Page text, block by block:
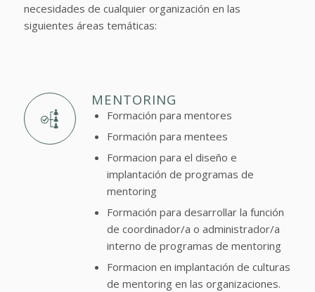
necesidades de cualquier organización en las
siguientes áreas temáticas:
MENTORING
Formación para mentores
Formación para mentees
Formacion para el diseño e
implantación de programas de
mentoring
Formación para desarrollar la función
de coordinador/a o administrador/a
interno de programas de mentoring
Formacion en implantación de culturas
de mentoring en las organizaciones.